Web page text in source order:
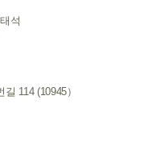
석
114 (10945）